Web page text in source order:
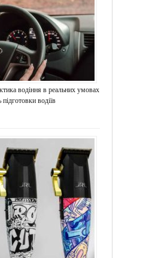
водіння в реальних умовах
водіїв